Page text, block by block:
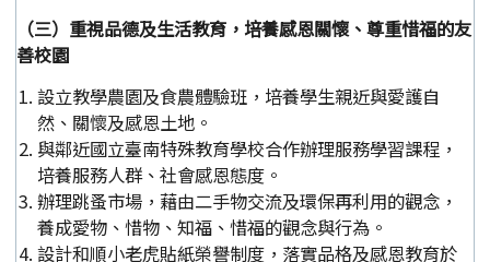
（三）重視品德及生活教育，培養感恩關懷、尊重惜福的友
善校園
設立教學農園及食農體驗班，培養學生親近與愛護自
然、關懷及感恩土地。
與鄰近國立臺南特殊教育學校合作辦理服務學習課程，
培養服務人群、社會感恩態度。
辦理跳蚤市場，藉由二手物交流及環保再利用的觀念，
養成愛物、惜物、知福、惜福的觀念與行為。
設計和順小老虎貼紙榮譽制度，落實品格及感恩教育於